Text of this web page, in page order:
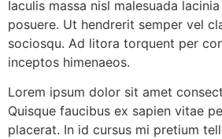
Iaculis massa nisl malesuada
posuere. Ut hendrerit semper vel
sociosqu. Ad litora torquent per
inceptos himenaeos.
Lorem ipsum dolor sit amet
Quisque faucibus ex sapien vitae
placerat. In id cursus mi pretium